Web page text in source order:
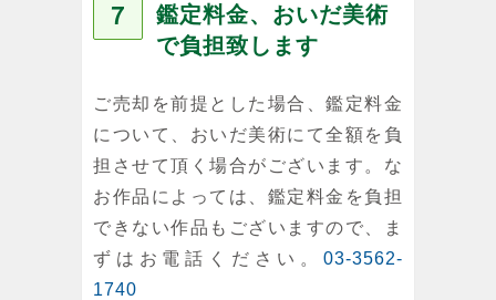
７
鑑定料金、おいだ美術
で負担致します
ご売却を前提とした場合、鑑定料金
について、おいだ美術にて全額を負
担させて頂く場合がございます。な
お作品によっては、鑑定料金を負担
できない作品もございますので、ま
ずはお電話ください。 03-3562-
1740